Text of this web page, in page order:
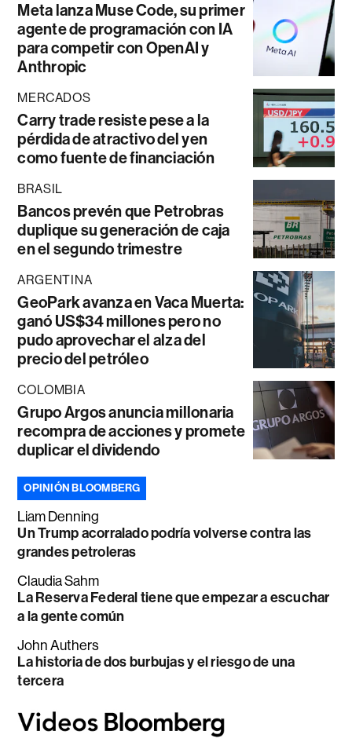
Meta lanza Muse Code, su primer
agente de programación con IA
para competir con OpenAI y
Anthropic
MERCADOS
Carry trade resiste pese a la
pérdida de atractivo del yen
como fuente de financiación
BRASIL
Bancos prevén que Petrobras
duplique su generación de caja
en el segundo trimestre
ARGENTINA
GeoPark avanza en Vaca Muerta:
ganó US$34 millones pero no
pudo aprovechar el alza del
precio del petróleo
COLOMBIA
Grupo Argos anuncia millonaria
recompra de acciones y promete
duplicar el dividendo
OPINIÓN BLOOMBERG
Liam Denning
Un Trump acorralado podría volverse contra las
grandes petroleras
Claudia Sahm
La Reserva Federal tiene que empezar a escuchar
a la gente común
John Authers
La historia de dos burbujas y el riesgo de una
tercera